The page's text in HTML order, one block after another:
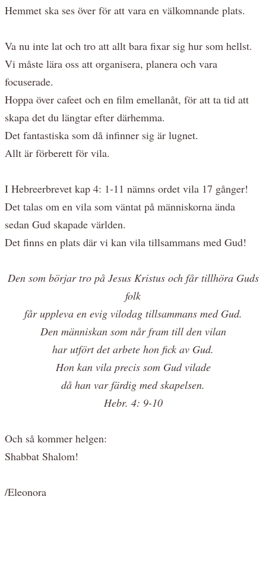
Hemmet ska ses över för att vara en välkomnande plats.
Va nu inte lat och tro att allt bara fixar sig hur som hellst.
Vi måste lära oss att organisera, planera och vara
focuserade.
Hoppa över cafeet och en film emellanåt, för att ta tid att
skapa det du längtar efter därhemma.
Det fantastiska som då infinner sig är lugnet.
Allt är förberett för vila.
I Hebreerbrevet kap 4: 1-11 nämns ordet vila 17 gånger!
Det talas om en vila som väntat på människorna ända
sedan Gud skapade världen.
Det finns en plats där vi kan vila tillsammans med Gud!
Den som börjar tro på Jesus Kristus och får tillhöra Guds
folk
får uppleva en evig vilodag tillsammans med Gud.
Den människan som når fram till den vilan
har utfört det arbete hon fick av Gud.
Hon kan vila precis som Gud vilade
då han var färdig med skapelsen.
Hebr. 4: 9-10
Och så kommer helgen:
Shabbat Shalom!
/Eleonora